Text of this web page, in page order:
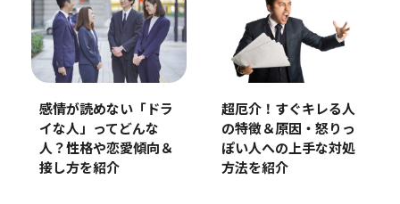
感情が読めない「ドラ
イな人」ってどんな
人？性格や恋愛傾向＆
接し方を紹介
超厄介！すぐキレる人
の特徴＆原因・怒りっ
ぽい人への上手な対処
方法を紹介